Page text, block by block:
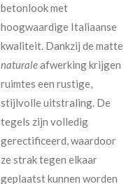
betonlook met
hoogwaardige Italiaanse
kwaliteit. Dankzij de matte
naturaleafwerking krijgen
ruimtes een rustige,
stijlvolle uitstraling. De
tegels zijn volledig
gerectificeerd, waardoor
ze strak tegen elkaar
geplaatst kunnen worden